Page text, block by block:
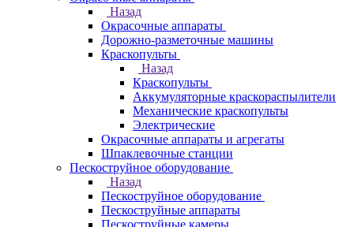
Назад
Окрасочные аппараты
Дорожно-разметочные машины
Краскопульты
Назад
Краскопульты
Аккумуляторные краскораспылители
Механические краскопульты
Электрические
Окрасочные аппараты и агрегаты
Шпаклевочные станции
Пескоструйное оборудование
Назад
Пескоструйное оборудование
Пескоструйные аппараты
Пескоструйные камеры